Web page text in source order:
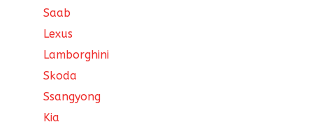
Saab
Lexus
Lamborghini
Skoda
Ssangyong
Kia